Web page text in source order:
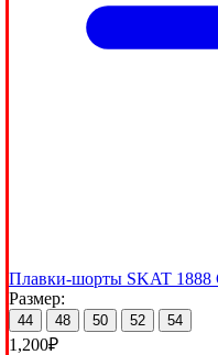
Плавки-шорты SKAT 1888
Размер:
44 48 50 52 54
1,200₽